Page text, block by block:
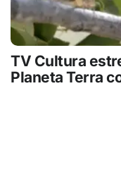
TV Cultura
Planeta Terra